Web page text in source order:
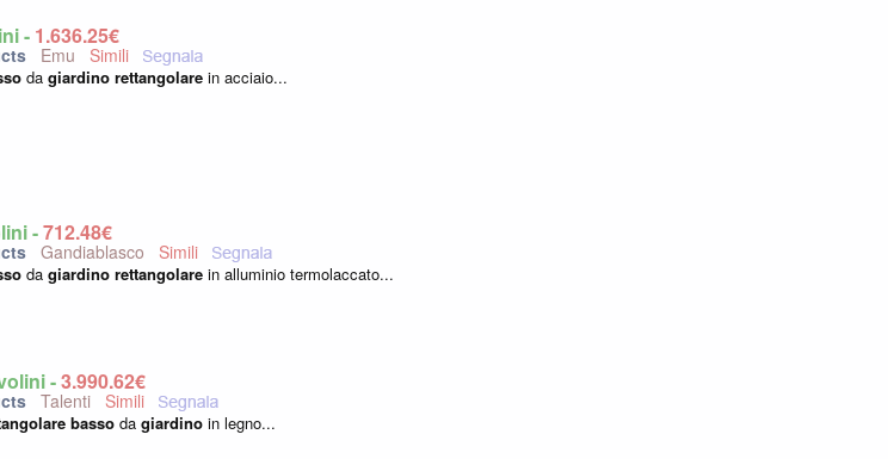
- 1.636,25€
Emu
da giardino rettangolare in acciaio...
-712,48€
Gandiablasco
da giardino rettangolare in alluminio termolaccato...
-3.990,62€
Talenti
basso da giardino in legno...